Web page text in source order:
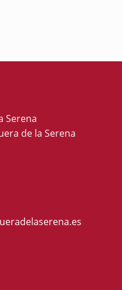
Serena
de la Serena